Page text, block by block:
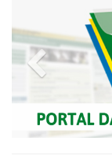
Previous